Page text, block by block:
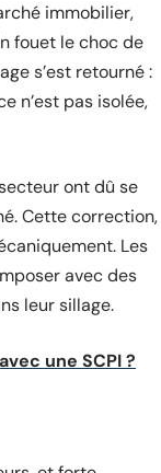
immobilier,
fouet le choc de
s’est retourné :
n’est pas isolée,
ont dû se
Cette correction,
Les
avec des
leur sillage.
une SCPI ?